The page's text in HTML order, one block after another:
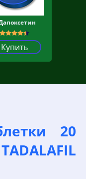
Купить
20